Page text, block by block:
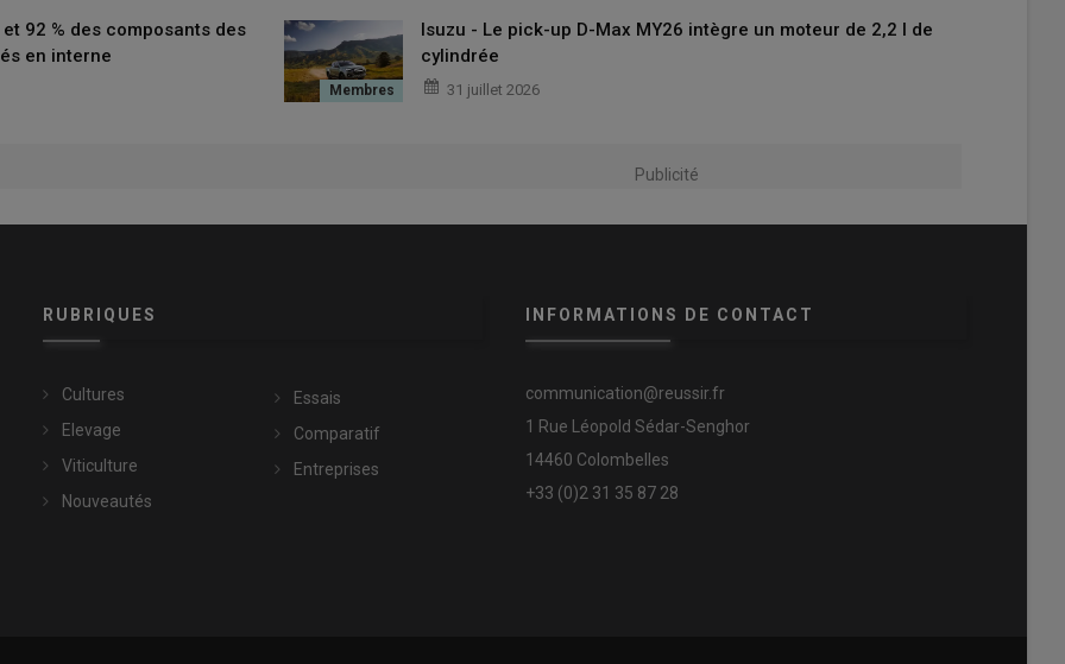
en V en acier trempé
animés par un boîtier autorisant deux
En outre, la tôle de conditionneur est réglable en continu
92 % des composants des
en interne
Isuzu - Le pick-up D-Max MY26 intègre un moteur de 2,2 l de
cylindrée
31 juillet 2026
Publicité
RUBRIQUES
Cultures
Elevage
Viticulture
Nouveautés
Essais
Comparatif
Entreprises
INFORMATIONS DE CONTACT
communication@reussir.fr
1 Rue Léopold Sédar-Senghor
14460 Colombelles
+33 (0)2 31 35 87 28